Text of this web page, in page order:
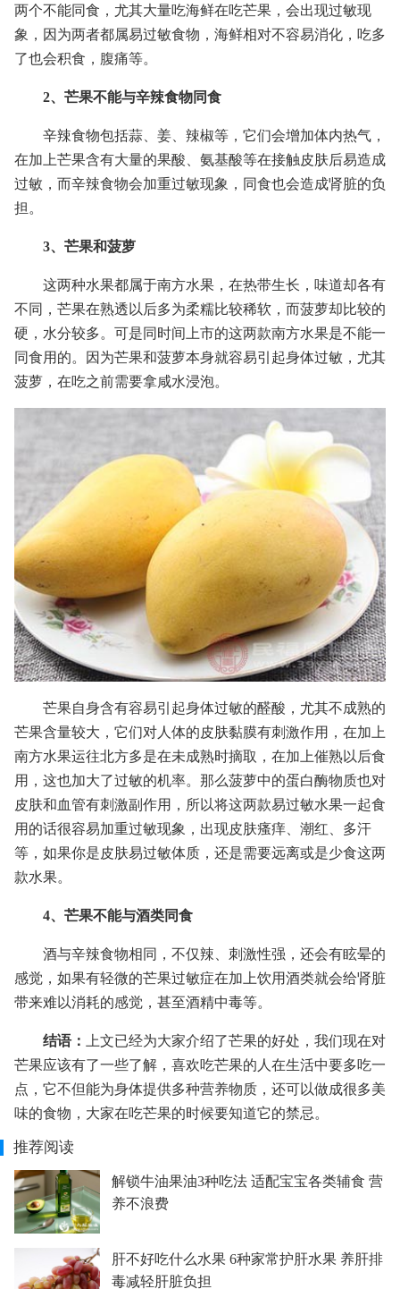
两个不能同食，尤其大量吃海鲜在吃芒果，会出现过敏现
象，因为两者都属易过敏食物，海鲜相对不容易消化，吃多
了也会积食，腹痛等。
2、芒果不能与辛辣食物同食
辛辣食物包括蒜、姜、辣椒等，它们会增加体内热气，
在加上芒果含有大量的果酸、氨基酸等在接触皮肤后易造成
过敏，而辛辣食物会加重过敏现象，同食也会造成肾脏的负
担。
3、芒果和菠萝
这两种水果都属于南方水果，在热带生长，味道却各有
不同，芒果在熟透以后多为柔糯比较稀软，而菠萝却比较的
硬，水分较多。可是同时间上市的这两款南方水果是不能一
同食用的。因为芒果和菠萝本身就容易引起身体过敏，尤其
菠萝，在吃之前需要拿咸水浸泡。
芒果自身含有容易引起身体过敏的醛酸，尤其不成熟的
芒果含量较大，它们对人体的皮肤黏膜有刺激作用，在加上
南方水果运往北方多是在未成熟时摘取，在加上催熟以后食
用，这也加大了过敏的机率。那么菠萝中的蛋白酶物质也对
皮肤和血管有刺激副作用，所以将这两款易过敏水果一起食
用的话很容易加重过敏现象，出现皮肤瘙痒、潮红、多汗
等，如果你是皮肤易过敏体质，还是需要远离或是少食这两
款水果。
4、芒果不能与酒类同食
酒与辛辣食物相同，不仅辣、刺激性强，还会有眩晕的
感觉，如果有轻微的芒果过敏症在加上饮用酒类就会给肾脏
带来难以消耗的感觉，甚至酒精中毒等。
结语：
上文已经为大家介绍了芒果的好处，我们现在对
芒果应该有了一些了解，喜欢吃芒果的人在生活中要多吃一
点，它不但能为身体提供多种营养物质，还可以做成很多美
味的食物，大家在吃芒果的时候要知道它的禁忌。
推荐阅读
解锁牛油果油3种吃法 适配宝宝各类辅食 营
养不浪费
肝不好吃什么水果 6种家常护肝水果 养肝排
毒减轻肝脏负担